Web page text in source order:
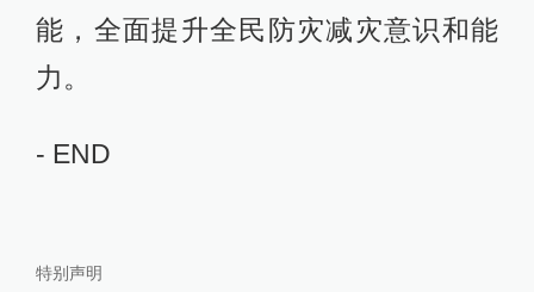
能，全面提升全民防灾减灾意识和能
力。
- END
特别声明